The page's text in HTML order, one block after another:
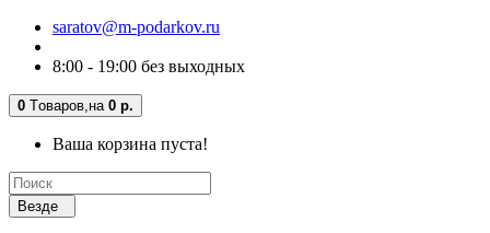
saratov@m-podarkov.ru
8:00 - 19:00 без выходных
0 Tоваров, на 0 р.
Ваша корзина пуста!
Везде